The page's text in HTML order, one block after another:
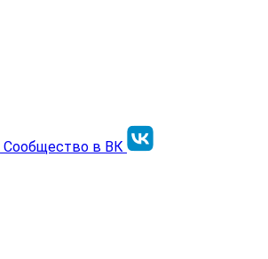
Сообщество в ВК